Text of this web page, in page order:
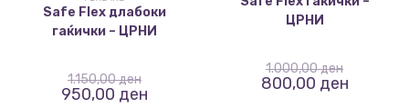
Safe Flex длабоки
гаќички – ЦРНИ
1.150,00ден
950,00 ден
ЦРНИ
1.000,00ден
800,00 ден